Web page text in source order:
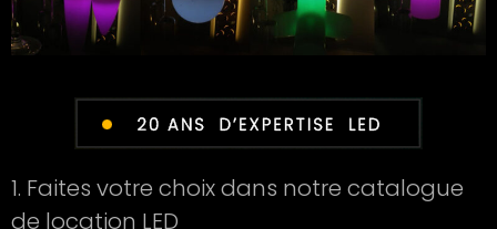
1. Faites votre choix dans notre catalogue
de location LED